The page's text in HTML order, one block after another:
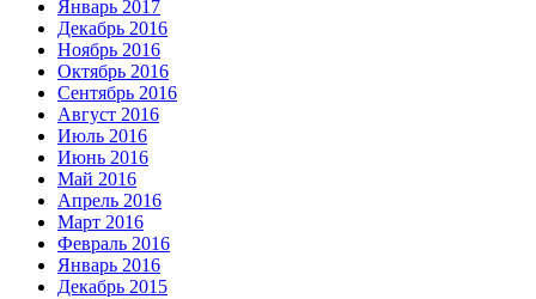
Январь 2017
Декабрь 2016
Ноябрь 2016
Октябрь 2016
Сентябрь 2016
Август 2016
Июль 2016
Июнь 2016
Май 2016
Апрель 2016
Март 2016
Февраль 2016
Январь 2016
Декабрь 2015